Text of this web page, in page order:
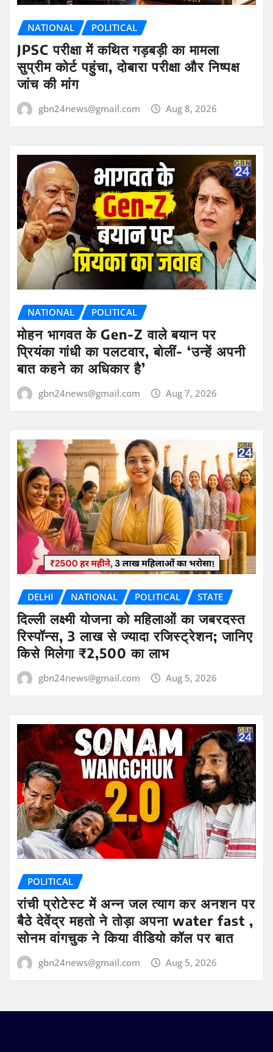
NATIONAL POLITICAL
JPSC परीक्षा में कथित गड़बड़ी का मामला
सुप्रीम कोर्ट पहुंचा, दोबारा परीक्षा और निष्पक्ष
जांच की मांग
gbn24news@gmail.com Aug 8, 2026
NATIONAL POLITICAL
मोहन भागवत के Gen-Z वाले बयान पर
प्रियंका गांधी का पलटवार, बोलीं- ‘उन्हें अपनी
बात कहने का अधिकार है’
gbn24news@gmail.com Aug 7, 2026
DELHI NATIONAL POLITICAL STATE
दिल्ली लक्ष्मी योजना को महिलाओं का जबरदस्त
रिस्पॉन्स, 3 लाख से ज्यादा रजिस्ट्रेशन; जानिए
किसे मिलेगा ₹2,500 का लाभ
gbn24news@gmail.com Aug 5, 2026
POLITICAL
रांची प्रोटेस्ट में अन्न जल त्याग कर अनशन पर
बैठे देवेंद्र महतो ने तोड़ा अपना water fast ,
सोनम वांगचुक ने किया वीडियो कॉल पर बात
gbn24news@gmail.com Aug 5, 2026